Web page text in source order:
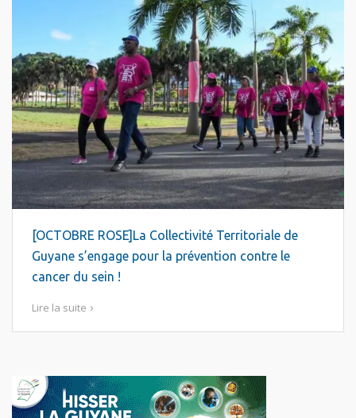
[OCTOBRE ROSE]La Collectivité Territoriale de
Guyane s’engage pour la prévention contre le
cancer du sein !
Lire la suite